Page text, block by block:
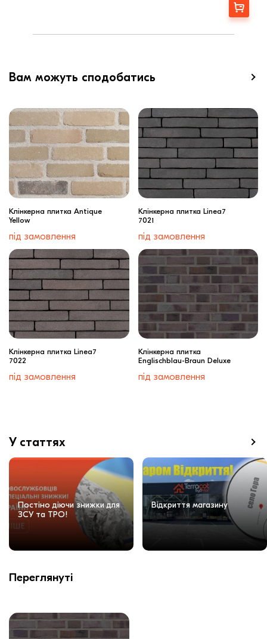
18
Замовити
Вам можуть сподобатись
Клінкерна плитка Antique
Yellow
під замовлення
Клінкерна плитка Linea7
7021
під замовлення
Клінкерна плитка Linea7
7022
під замовлення
Клінкерна плитка
Englischblau-Braun Deluxe
під замовлення
У статтях
Постіно діючи знижки для
ЗСУ та ТРО!
Відкриття магазину
Переглянуті